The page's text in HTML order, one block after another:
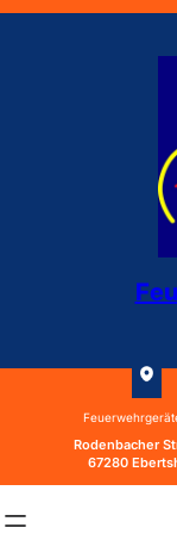
Zum
Rodenbacher
67280